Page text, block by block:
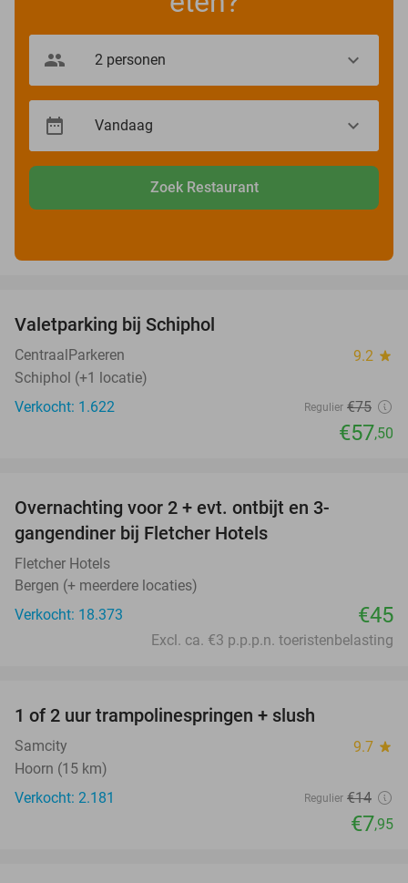
Zoek Restaurant
Valetparking bij Schiphol
CentraalParkeren 9.2 star
Schiphol (+1 locatie)
Verkocht: 1.622
Regulier €75
€57,50
Overnachting voor 2 + evt. ontbijt en 3-
gangendiner bij Fletcher Hotels
Fletcher Hotels
Bergen (+ meerdere locaties)
Verkocht: 18.373
€45
Excl. ca. €3 p.p.p.n. toeristenbelasting
1 of 2 uur trampolinespringen + slush
Samcity 9.7 star
Hoorn (15 km)
Verkocht: 2.181
Regulier €14
€7,95